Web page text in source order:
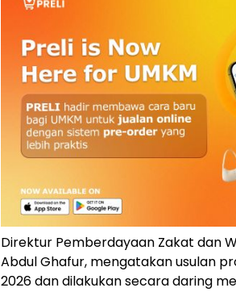
Direktur Pemberdayaan Zakat dan
Abdul Ghafur, mengatakan usulan
2026 dan dilakukan secara daring